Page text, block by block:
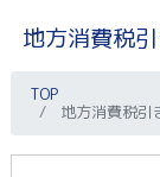
地方消費税
TOP
地方消費税引